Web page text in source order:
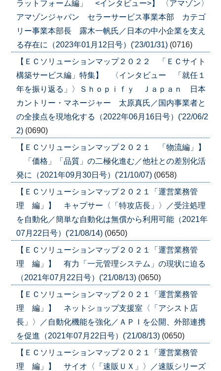
ラットフォーム編」 <インタビュー>】 〈アマゾン〉
アマゾンジャパン セラーサービス事業本部 カテゴ
リー事業本部長 露木一帆氏／日本の中小企業を支え
る存在に（2023年01月12日号）('23/01/31) (0716)
【ＥＣソリューションマップ２０２２ 「ＥＣサイト
構築サービス編」特集】 〈インタビュー 「就任１
年を振り返る」〉Ｓｈｏｐｉｆｙ Ｊａｐａｎ 日本
カントリー・マネージャー 太原真氏／国内事業者と
の全接点を現地化する（2022年06月16日号）('22/06/2
2) (0690)
【ＥＣソリューションマップ２０２１ 「物流編」】
「価格」「品質」の二極化進む／他社との差別化活
発に（2021年09月30日号）('21/10/07) (0658)
【ＥＣソリューションマップ２０２１「運営業務管
理 編」】 キャプサー〈「特攻店長」〉／受注処理
を自動化／簡単な自動化は無償から利用可能（2021年
07月22日号）('21/08/14) (0650)
【ＥＣソリューションマップ２０２１「運営業務管
理 編」】 有力「一元管理システム」の現状に迫る
（2021年07月22日号）('21/08/13) (0650)
【ＥＣソリューションマップ２０２１「運営業務管
理 編」】 ネットショップ支援室〈「アシスト店
長」〉／自動化機能を強化／ＡＰＩを公開、外部連携
を促進（2021年07月22日号）('21/08/13) (0650)
【ＥＣソリューションマップ２０２１「運営業務管
理 編」】 サイオ〈「速販ＵＸ」〉／速販シリーズ